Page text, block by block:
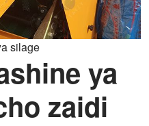
silage
ya
zaidi